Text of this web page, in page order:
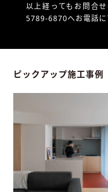
以上経ってもお問合
5789-6870へお電話に
ピックアップ施工事例